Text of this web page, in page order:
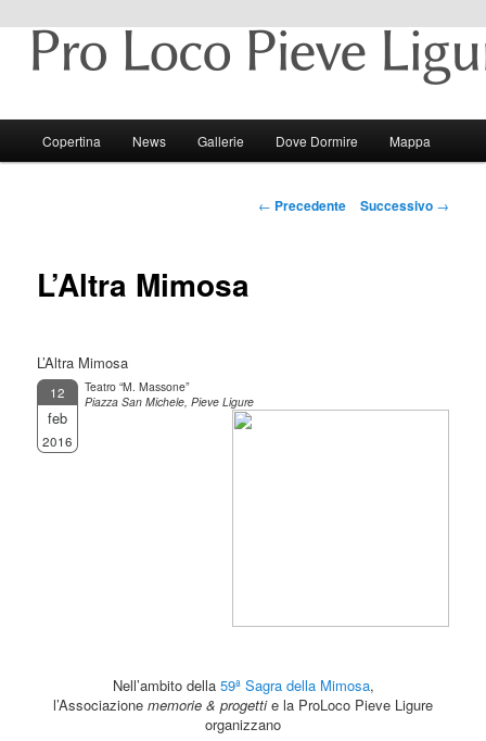
Pro Loco Pieve Ligure
Pieve Ligure e il suo territorio
Vai al contenuto principale
Vai al contenuto secondario
Copertina News Gallerie Dove Dormire Mappa
Navigazione articolo
← Precedente Successivo →
L’Altra Mimosa
L’Altra Mimosa
12
feb
2016
Teatro “M. Massone”
Piazza San Michele, Pieve Ligure
Nell’ambito della 59ª Sagra della Mimosa,
l’Associazione memorie & progettie la ProLoco Pieve Ligure
organizzano